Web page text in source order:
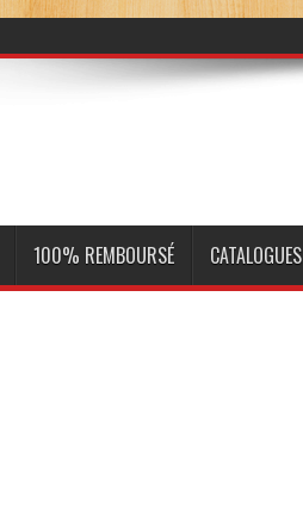
100% REMBOURSÉ CATALOGUES